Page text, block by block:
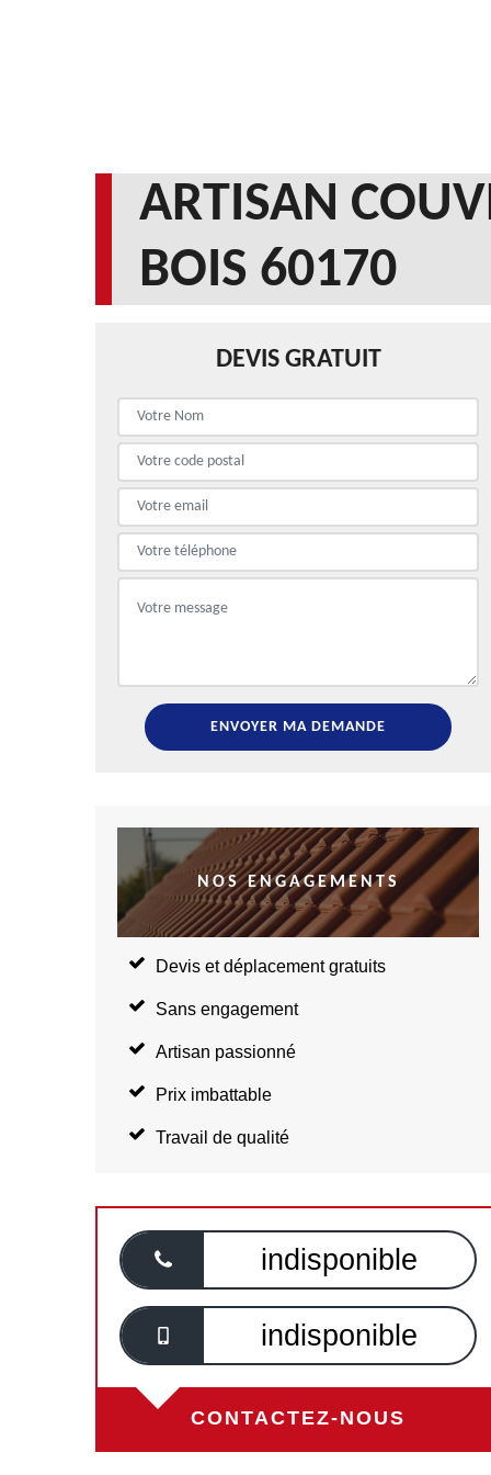
ARTISAN
BOIS 60170
DEVIS GRATUIT
NOS ENGAGEMENTS
Devis et déplacement gratuits
Sans engagement
Artisan passionné
Prix imbattable
Travail de qualité
indisponible
indisponible
CONTACTEZ-NOUS